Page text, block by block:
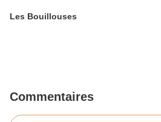
Les Bouillouses
Commentaires